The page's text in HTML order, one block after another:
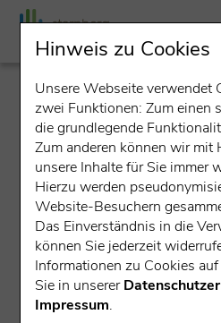
detail
Datensatz nicht
Für die angegebene ID konnte
werden.
Hinweis zu Cookies
Unsere Webseite verwendet
zwei Funktionen: Zum einen
die grundlegende
Zum anderen können wir mit
unsere Inhalte für Sie immer
Hierzu werden
Website-Besuchern
Das Einverständnis in die
können Sie jederzeit
Informationen zu Cookies
Sie in unserer
Impressum.